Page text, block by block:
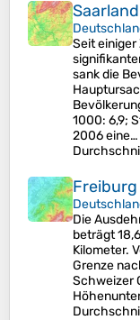
Saarland
Seit einiger
sank die
1000: 6,9;
2006 eine…
Die
beträgt
Kilometer.
Grenze
Schweizer